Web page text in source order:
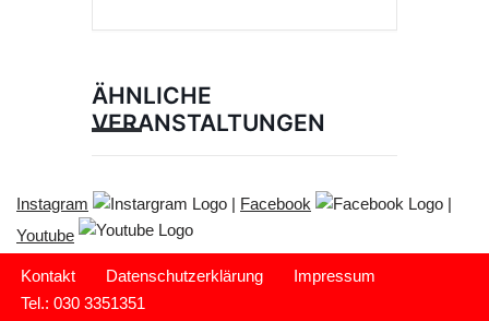
ÄHNLICHE
VERANSTALTUNGEN
Instagram | Facebook
|
Youtube
Kontakt Datenschutzerklärung
Impressum
Tel.: 030 3351351